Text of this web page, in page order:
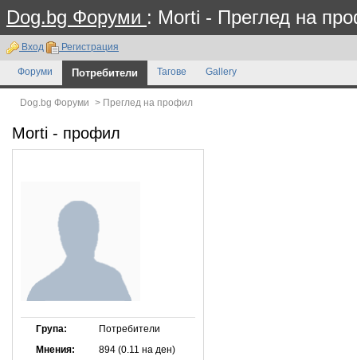
Dog.bg Форуми : Morti - Преглед на
Вход Регистрация
Форуми Потребители Тагове Gallery
Dog.bg Форуми > Преглед на профил
Morti - профил
Група: Потребители
Мнения: 894 (0.11 на ден)